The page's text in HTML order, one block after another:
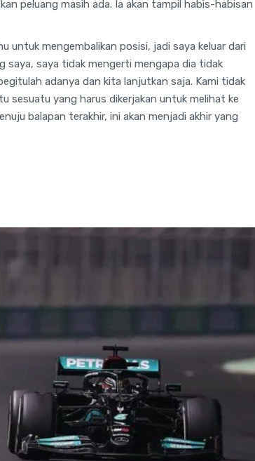
peluang masih ada. Ia akan tampil habis-habisan
untuk mengembalikan posisi, jadi saya keluar dari
saya, saya tidak mengerti mengapa dia tidak
adanya dan kita lanjutkan saja. Kami tidak
sesuatu yang harus dikerjakan untuk melihat ke
balapan terakhir, ini akan menjadi akhir yang